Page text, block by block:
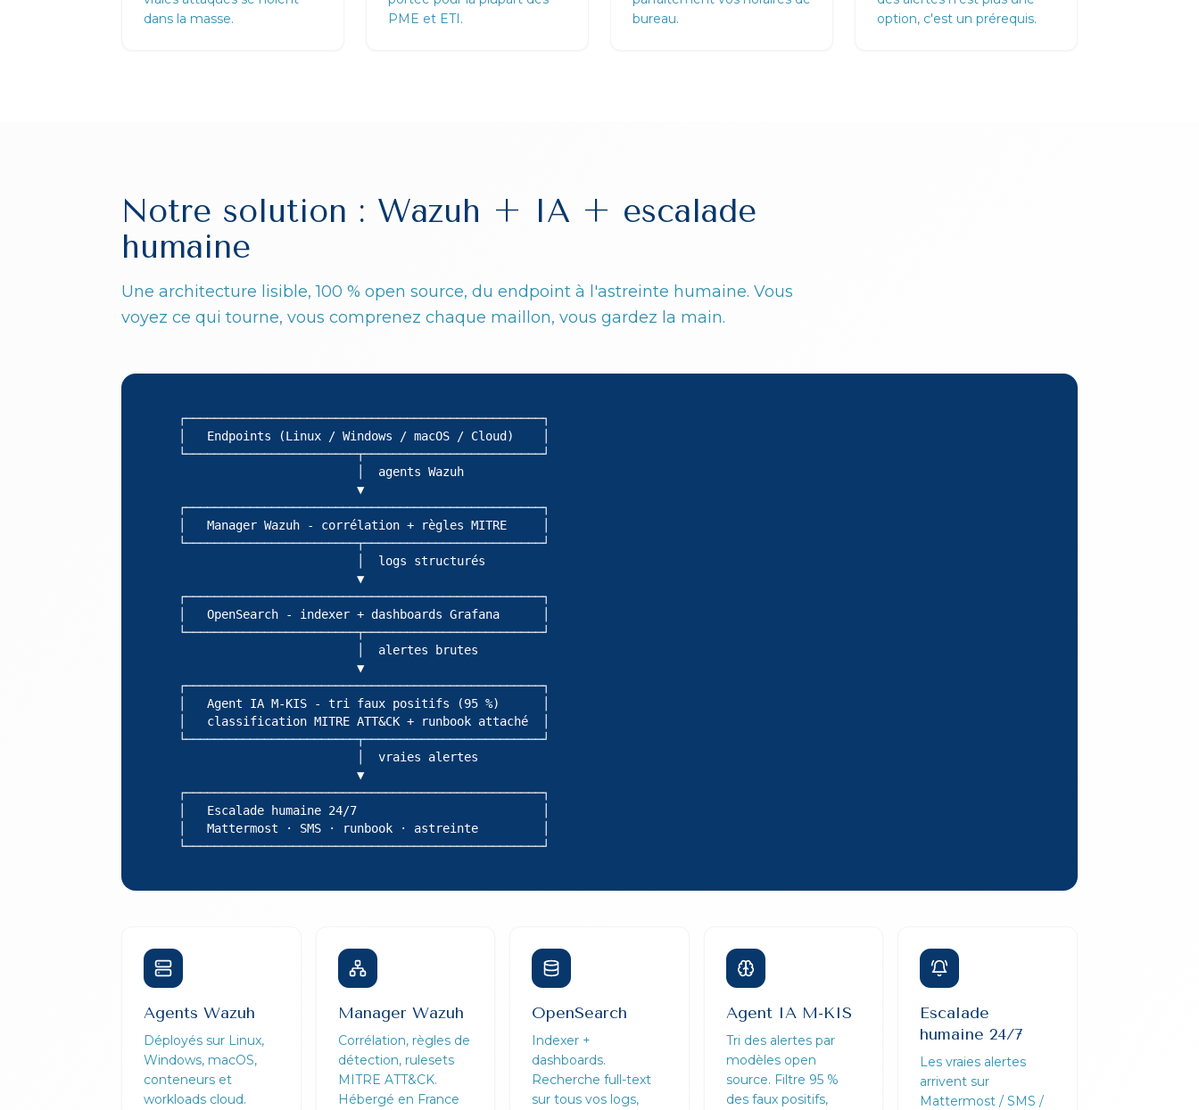
dans la masse.
PME et ETI.
bureau.
option, c'est un prérequis.
Notre solution : Wazuh + IA + escalade
humaine
Une architecture lisible, 100 % open source, du endpoint à l'astreinte humaine. Vous
voyez ce qui tourne, vous comprenez chaque maillon, vous gardez la main.
   ┌──────────────────────────────────────────────────┐
   │   Endpoints (Linux / Windows / macOS / Cloud)    │
   └────────────────────────┬─────────────────────────┘
                            │  agents Wazuh
                            ▼
   ┌──────────────────────────────────────────────────┐
   │   Manager Wazuh - corrélation + règles MITRE     │
   └────────────────────────┬─────────────────────────┘
                            │  logs structurés
                            ▼
   ┌──────────────────────────────────────────────────┐
   │   OpenSearch - indexer + dashboards Grafana      │
   └────────────────────────┬─────────────────────────┘
                            │  alertes brutes
                            ▼
   ┌──────────────────────────────────────────────────┐
   │   Agent IA M-KIS - tri faux positifs (95 %)      │
   │   classification MITRE ATT&CK + runbook attaché  │
   └────────────────────────┬─────────────────────────┘
                            │  vraies alertes
                            ▼
   ┌──────────────────────────────────────────────────┐
   │   Escalade humaine 24/7                          │
   │   Mattermost · SMS · runbook · astreinte         │
   └──────────────────────────────────────────────────┘
Agents Wazuh
Déployés sur Linux,
Windows, macOS,
conteneurs et
workloads cloud.
Manager Wazuh
Corrélation, règles de
détection, rulesets
MITRE ATT&CK.
Hébergé en France
OpenSearch
Indexer +
dashboards.
Recherche full-text
sur tous vos logs,
Agent IA M-KIS
Tri des alertes par
modèles open
source. Filtre 95 %
des faux positifs,
Escalade
humaine 24/7
Les vraies alertes
arrivent sur
Mattermost / SMS /